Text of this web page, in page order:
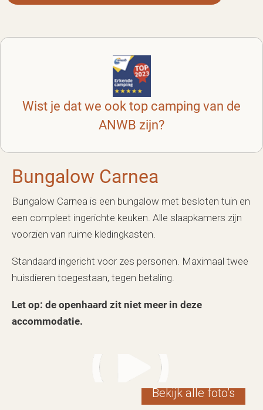
Bungalow Carnea
Bungalow Carnea is een bungalow met besloten tuin en
een compleet ingerichte keuken. Alle slaapkamers zijn
voorzien van ruime kledingkasten.
Standaard ingericht voor zes personen. Maximaal twee
huisdieren toegestaan, tegen betaling.
Let op: de openhaard zit niet meer in deze
accommodatie.
Bekijk alle foto’s
Wist je dat we ook top camping van de
ANWB zijn?